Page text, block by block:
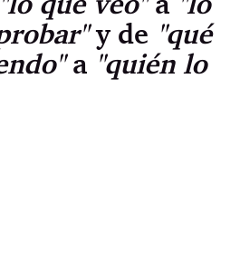
y de "qué
a "quién lo